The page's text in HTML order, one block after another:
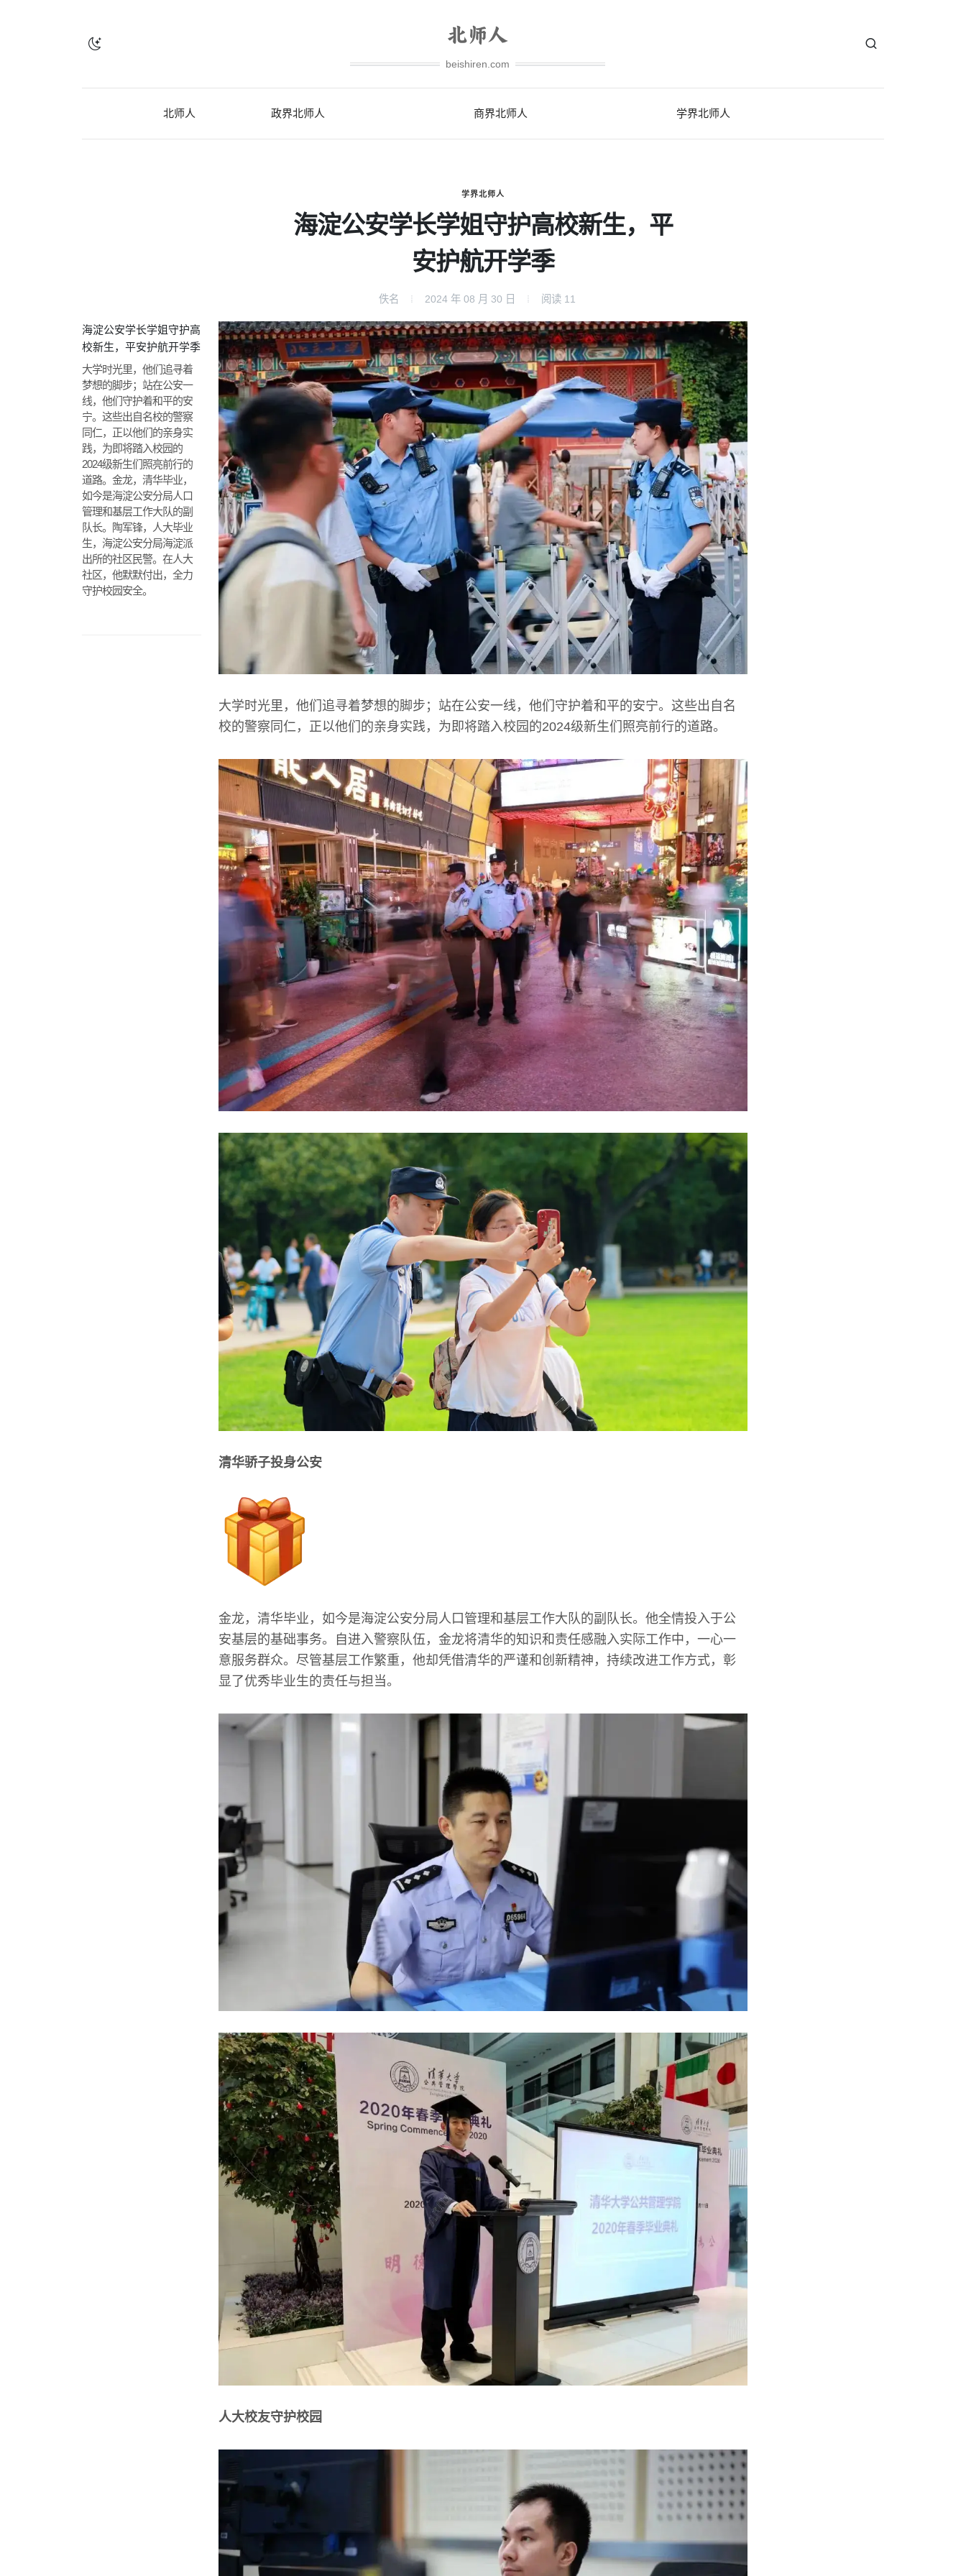
beishiren.com
北师人 政界北师人 商界北师人 学界北师人
学界北师人
海淀公安学长学姐守护高校新生，平
安护航开学季
佚名 2024 年 08 月 30 日 阅读 11
海淀公安学长学姐守护高
校新生，平安护航开学季
大学时光里，他们追寻着
梦想的脚步；站在公安一
线，他们守护着和平的安
宁。这些出自名校的警察
同仁，正以他们的亲身实
践，为即将踏入校园的
2024级新生们照亮前行的
道路。金龙，清华毕业，
如今是海淀公安分局人口
管理和基层工作大队的副
队长。陶军锋，人大毕业
生，海淀公安分局海淀派
出所的社区民警。在人大
社区，他默默付出，全力
守护校园安全。
大学时光里，他们追寻着梦想的脚步；站在公安一线，他们守护着和平的安宁。这些出自名
校的警察同仁，正以他们的亲身实践，为即将踏入校园的2024级新生们照亮前行的道路。
清华骄子投身公安
金龙，清华毕业，如今是海淀公安分局人口管理和基层工作大队的副队长。他全情投入于公
安基层的基础事务。自进入警察队伍，金龙将清华的知识和责任感融入实际工作中，一心一
意服务群众。尽管基层工作繁重，他却凭借清华的严谨和创新精神，持续改进工作方式，彰
显了优秀毕业生的责任与担当。
人大校友守护校园